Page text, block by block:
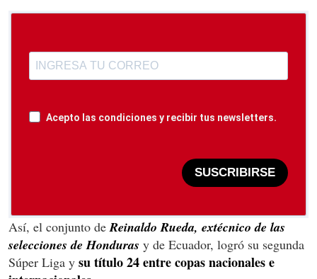
Acepto las condiciones y recibir tus newsletters.
SUSCRIBIRSE
Así, el conjunto de Reinaldo Rueda, extécnico de las
selecciones de Honduras y de Ecuador, logró su segunda
Súper Liga y su título 24 entre copas nacionales e